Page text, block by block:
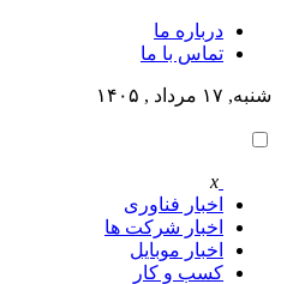
درباره ما
تماس با ما
شنبه, ۱۷ مرداد , ۱۴۰۵
x
اخبار فناوری
اخبار شرکت ها
اخبار موبایل
کسب و کار